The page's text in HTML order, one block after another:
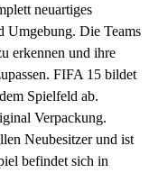
neuartiges
Umgebung. Die Teams
erkennen und ihre
FIFA 15 bildet
Spielfeld ab.
Verpackung.
Neubesitzer und ist
befindet sich in